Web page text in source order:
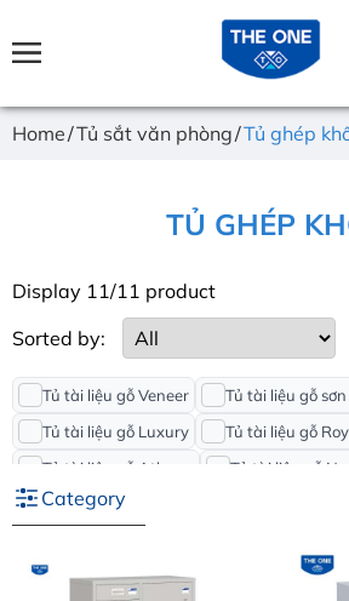
Home Tủ sắt văn phòng Tủ ghép
TỦ GHÉP
Display 11/11 product
Sorted by:
Tủ tài liệu gỗ Veneer
Tủ tài liệu gỗ sơn
Tủ tài liệu gỗ Luxury
Tủ tài liệu gỗ
Tủ tài liệu gỗ Athena
Tủ tài liệu gỗ
Tủ tài liệu gỗ SV
Tủ sắt an toàn
Tủ thư viện di động
Category